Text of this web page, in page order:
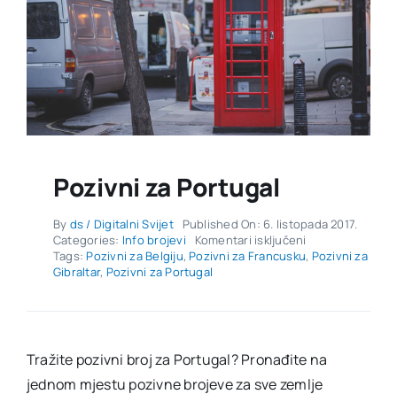
Pozivni za Portugal
By ds / Digitalni Svijet
Published On: 6. listopada 2017.
Categories: Info brojevi Komentari isključeni
Pozivni
Tags:Pozivni za Belgiju,Pozivni za Francusku, Pozivni za
Gibraltar, Pozivni za Portugal
Tražite pozivni broj za Portugal? Pronađite na
jednom mjestu pozivne brojeve za sve zemlje